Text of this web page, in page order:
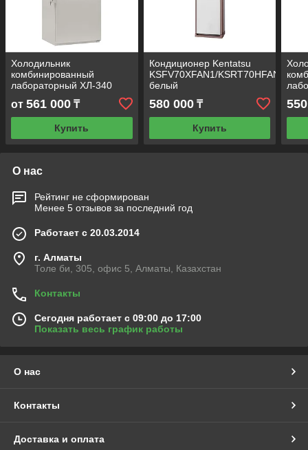
Холодильник
комбинированный
лабораторный ХЛ-340
от 561 000 ₸
Купить
Кондиционер Kentatsu
KSFV70XFAN1/KSRT70HFAN1
белый
580 000₸
Купить
О нас
Рейтинг не сформирован
Менее 5 отзывов за последний год
Работает с 20.03.2014
г. Алматы
Толе би, 305, офис 5, Алматы, Казахстан
Контакты
Сегодня работает с 09:00 до 17:00
Показать весь график работы
О нас
Контакты
Доставка и оплата